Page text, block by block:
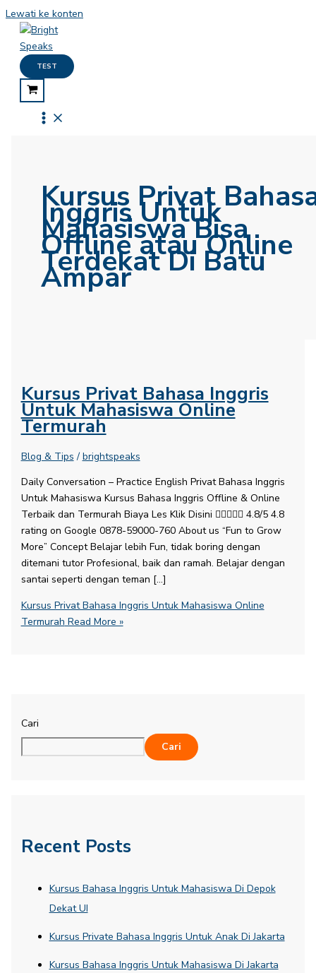
Lewati ke konten
TEST
Kursus Privat
Inggris Untuk
Mahasiswa Bisa
Offline atau Online
Terdekat Di Batu
Ampar
Kursus Privat Bahasa Inggris
Untuk Mahasiswa Online
Termurah
Blog & Tips / brightspeaks
Daily Conversation – Practice English​ Privat Bahasa Inggris
Untuk Mahasiswa Kursus Bahasa Inggris Offline & Online
Terbaik dan Termurah Biaya Les Klik Disini  4.8/5 4.8
rating on Google 0878-59000-760 About us “Fun to Grow
More” Concept Belajar lebih Fun, tidak boring dengan
ditemani tutor Profesional, baik dan ramah. Belajar dengan
santai seperti dengan teman […]
Kursus Privat Bahasa Inggris Untuk Mahasiswa Online
Termurah Read More »
Cari
Cari
Recent Posts
Kursus Bahasa Inggris Untuk Mahasiswa Di Depok
Dekat UI
Kursus Private Bahasa Inggris Untuk Anak Di Jakarta
Kursus Bahasa Inggris Untuk Mahasiswa Di Jakarta